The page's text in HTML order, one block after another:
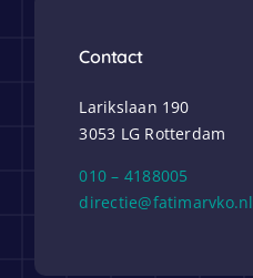
Contact
Larikslaan 190
3053 LG Rotterdam
010 – 4188005
directie@fatimarvko.nl